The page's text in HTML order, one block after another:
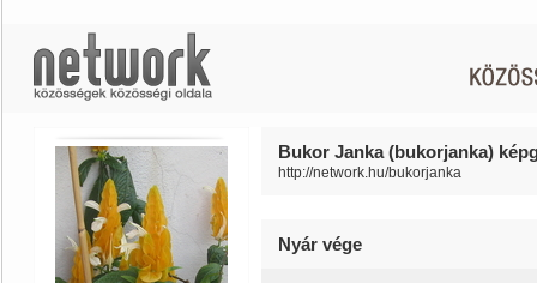
Bukor Janka (bukorjanka)
http://network.hu/bukorjanka
Nyár vége